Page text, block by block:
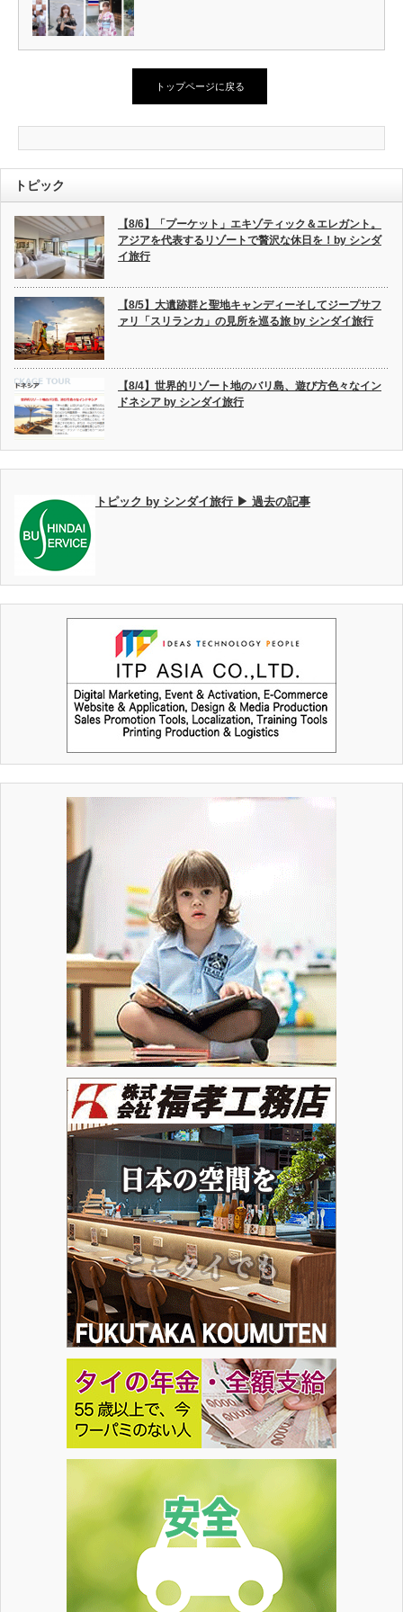
トップページに戻る
トピック
【8/6】「プーケット」エキゾティック＆エレガント。
アジアを代表するリゾートで贅沢な休日を！by シンダ
イ旅行
【8/5】大遺跡群と聖地キャンディーそしてジープサフ
ァリ「スリランカ」の見所を巡る旅 by シンダイ旅行
【8/4】世界的リゾート地のバリ島、遊び方色々なイン
ドネシア by シンダイ旅行
トピック by シンダイ旅行 ▶ 過去の記事